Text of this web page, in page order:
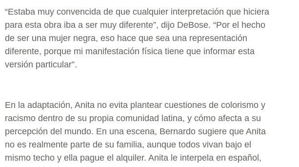
“Estaba muy convencida de que cualquier interpretación que hiciera
para esta obra iba a ser muy diferente”, dijo DeBose. “Por el hecho
de ser una mujer negra, eso hace que sea una representación
diferente, porque mi manifestación física tiene que informar esta
versión particular”.
En la adaptación, Anita no evita plantear cuestiones de colorismo y
racismo dentro de su propia comunidad latina, y cómo afecta a su
percepción del mundo. En una escena, Bernardo sugiere que Anita
no es realmente parte de su familia, aunque todos vivan bajo el
mismo techo y ella pague el alquiler. Anita le interpela en español,